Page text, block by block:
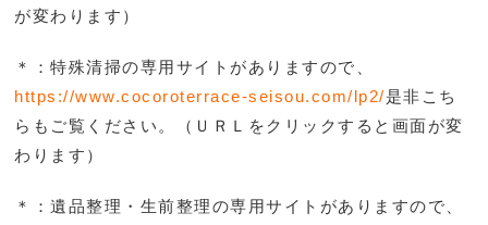
が変わります）
＊：特殊清掃の専用サイトがありますので、
https://www.cocoroterrace-seisou.com/lp2/是非こち
らもご覧ください。（ＵＲＬをクリックすると画面が変
わります）
＊：遺品整理・生前整理の専用サイトがありますので、